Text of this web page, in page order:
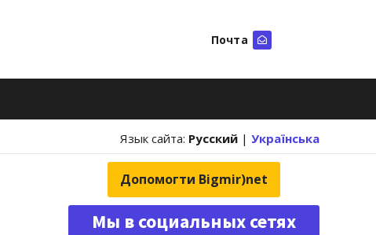
Почта
Язык сайта: Русский | Українська
Допомогти Bigmir)net
Мы в социальных сетях